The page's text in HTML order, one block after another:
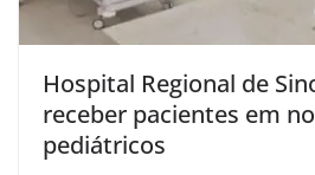
Hospital Regional de
receber pacientes em
pediátricos